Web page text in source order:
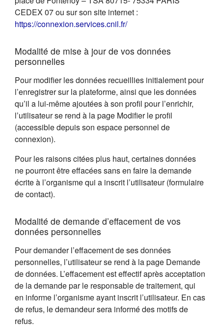
CEDEX 07 ou sur son site internet :
https://connexion.services.cnil.fr/(s'ouvre dans un nouvel
Modalité de mise à jour de vos données
personnelles
Pour modifier les données recueillies initialement pour
l’enregistrer sur la plateforme, ainsi que les données
qu’il a lui-même ajoutées à son profil pour l’enrichir,
l’utilisateur se rend à la page Modifier le profil
(accessible depuis son espace personnel de
connexion).
Pour les raisons citées plus haut, certaines données
ne pourront être effacées sans en faire la demande
écrite à l’organisme qui a inscrit l’utilisateur (formulaire
de contact).
Modalité de demande d’effacement de vos
données personnelles
Pour demander l’effacement de ses données
personnelles, l’utilisateur se rend à la page Demande
de données. L’effacement est effectif après acceptation
de la demande par le responsable de traitement, qui
en informe l’organisme ayant inscrit l’utilisateur. En cas
de refus, le demandeur sera informé des motifs de
refus.